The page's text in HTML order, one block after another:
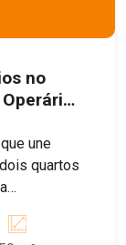
no
une
quartos
e